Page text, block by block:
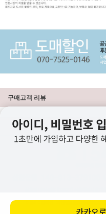
구매고객 리뷰
상점정보 PC버전 이용안
카카오로